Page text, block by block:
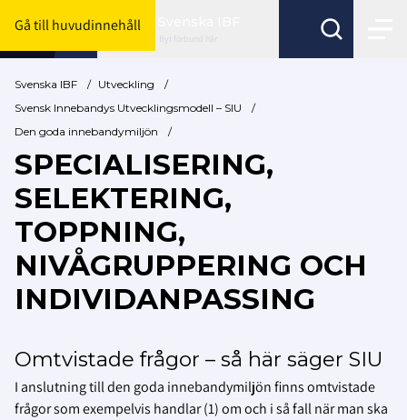
Gå till huvudinnehåll
Byt förbund här
Svenska IBF / Utveckling
/
Svensk Innebandys Utvecklingsmodell – SIU
/
Den goda innebandymiljön
/
SPECIALISERING,
SELEKTERING,
TOPPNING,
NIVÅGRUPPERING OCH
INDIVIDANPASSING
Omtvistade frågor – så här säger SIU
I anslutning till den goda innebandymiljön finns omtvistade
frågor som exempelvis handlar (1) om och i så fall när man ska